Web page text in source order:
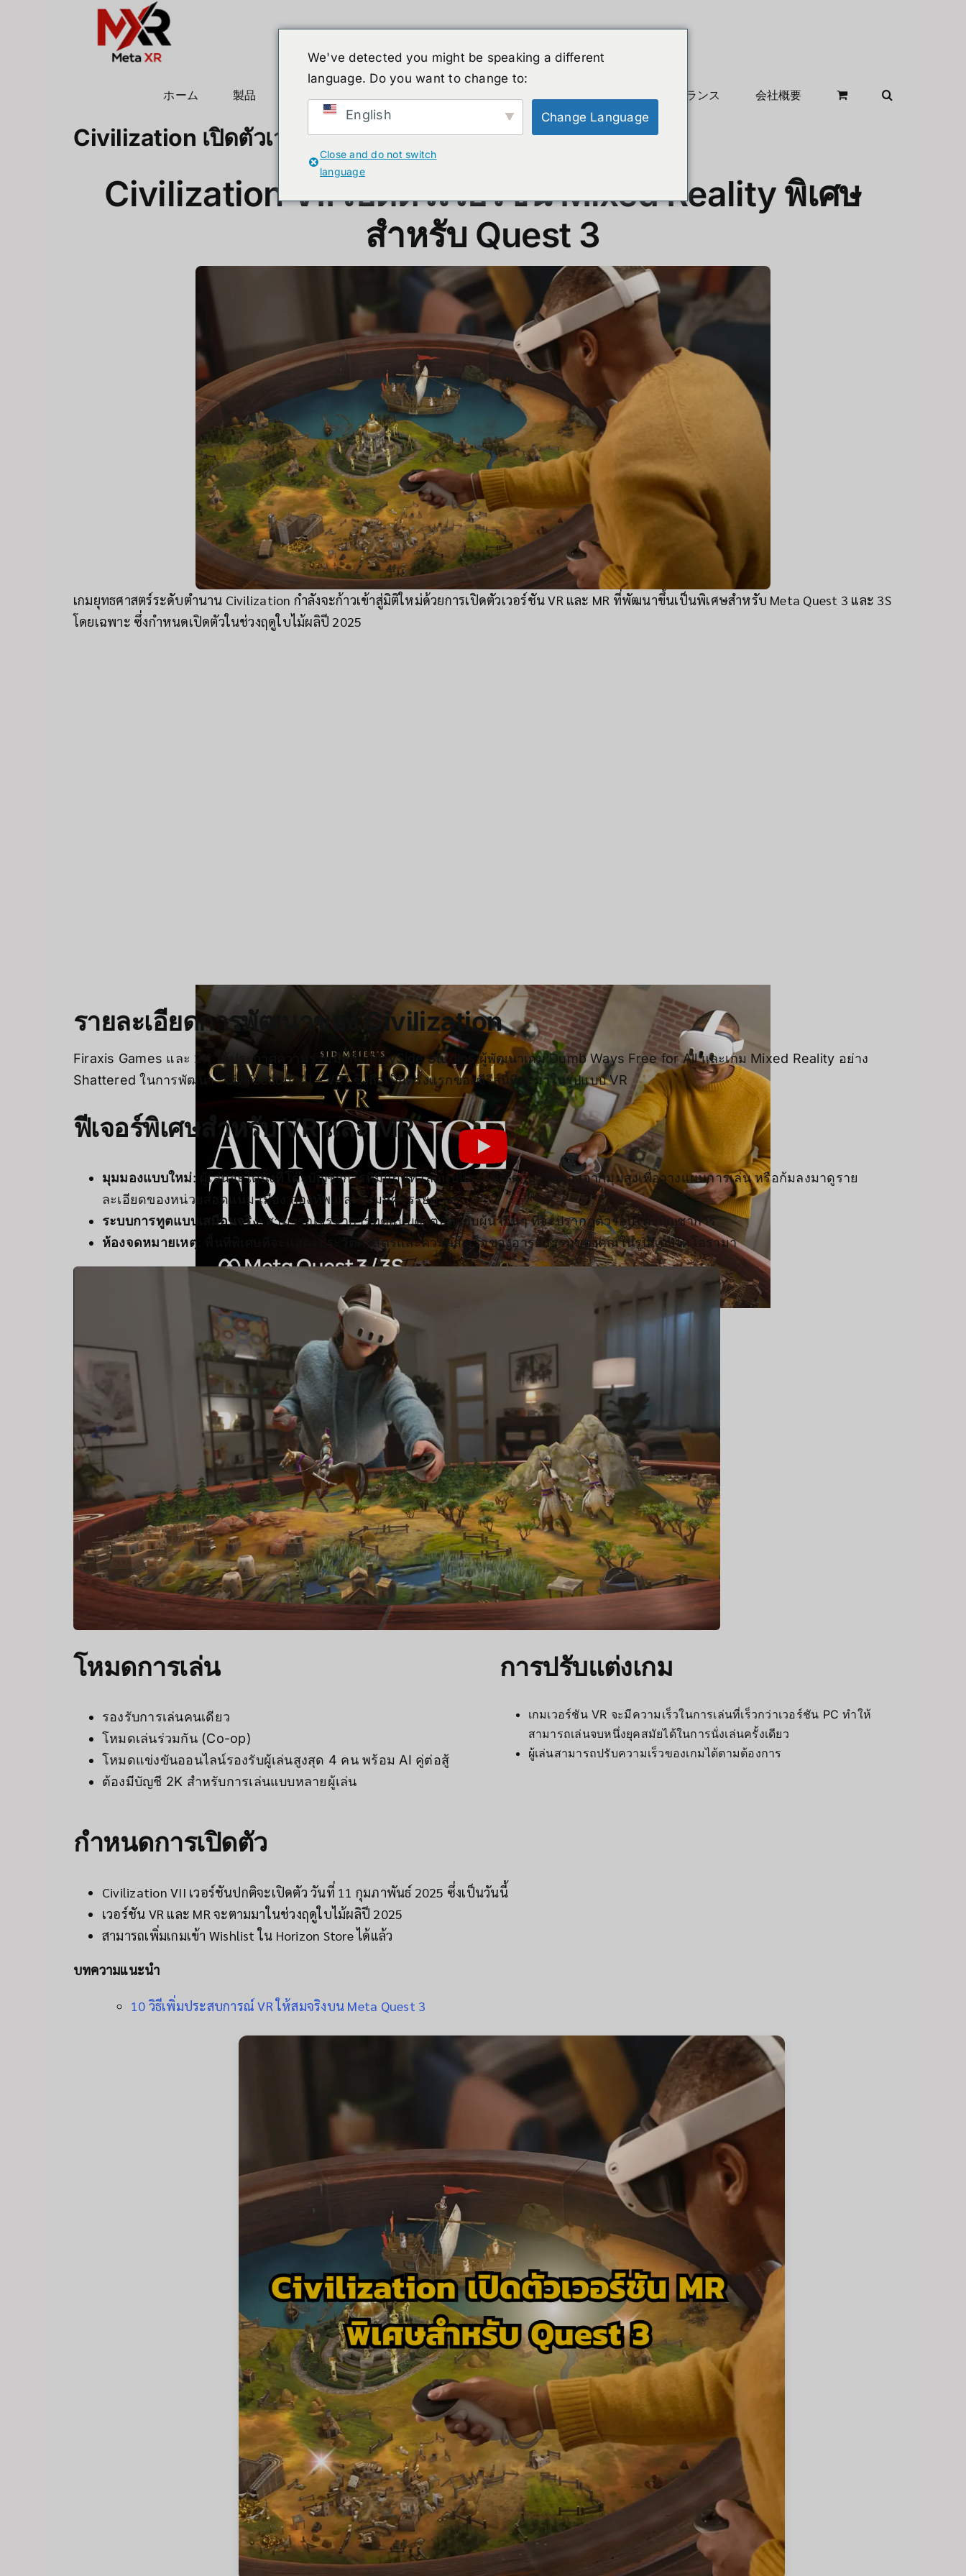
ホーム 製品 クリアランス 会社概要
Civilization เปิดตัวเวอร์ชัน MR พิเศษสำหรับ Quest 3
Civilization VII เปิดตัวเวอร์ชัน Mixed Reality พิเศษ
สำหรับ Quest 3
เกมยุทธศาสตร์ระดับตำนาน Civilization กำลังจะก้าวเข้าสู่มิติใหม่ด้วยการเปิดตัวเวอร์ชัน VR และ MR ที่พัฒนาขึ้นเป็นพิเศษสำหรับ Meta Quest 3 และ 3S
โดยเฉพาะ ซึ่งกำหนดเปิดตัวในช่วงฤดูใบไม้ผลิปี 2025
รายละเอียดการพัฒนาของ Civilization
Firaxis Games และ 2K ได้ประกาศความร่วมมือกับ PlaySide Studios ผู้พัฒนาเกม Dumb Ways Free for All และเกม Mixed Reality อย่าง
Shattered ในการพัฒนา “Civilization VII – VR” ซึ่งถือเป็นครั้งแรกของซีรีส์นี้ที่จะมาในรูปแบบ VR
ฟีเจอร์พิเศษสำหรับ VR และ MR
มุมมองแบบใหม่: ผู้เล่นจะได้นั่งที่โต๊ะบัญชาการที่มีแผนที่โลกแบบสามมิติ สามารถมองจากมุมสูงเพื่อวางแผนการเล่น หรือก้มลงมาดูราย
ละเอียดของหน่วยสอดแนม เมือง กองทัพ และสิ่งมหัศจรรย์ต่างๆ
ระบบการทูตแบบเสมือนจริง: สามารถเจรจาการทูตแบบตัวต่อตัวกับผู้นำอื่นๆ ที่จะปรากฏตัวรอบโต๊ะบัญชาการ
ห้องจดหมายเหตุ
: พื้นที่พิเศษที่จะแสดงประวัติศาสตร์และความสำเร็จของอารยธรรมของคุณในรูปแบบไดโอรามา
โหมดการเล่น
รองรับการเล่นคนเดียว
โหมดเล่นร่วมกัน (Co-op)
โหมดแข่งขันออนไลน์รองรับผู้เล่นสูงสุด 4 คน พร้อม AI คู่ต่อสู้
ต้องมีบัญชี 2K สำหรับการเล่นแบบหลายผู้เล่น
การปรับแต่งเกม
เกมเวอร์ชัน VR จะมีความเร็วในการเล่นที่เร็วกว่าเวอร์ชัน PC ทำให้
สามารถเล่นจบหนึ่งยุคสมัยได้ในการนั่งเล่นครั้งเดียว
ผู้เล่นสามารถปรับความเร็วของเกมได้ตามต้องการ
กำหนดการเปิดตัว
Civilization VII เวอร์ชันปกติจะเปิดตัว วันที่ 11 กุมภาพันธ์ 2025 ซึ่งเป็นวันนี้
เวอร์ชัน VR และ MR จะตามมาในช่วงฤดูใบไม้ผลิปี 2025
สามารถเพิ่มเกมเข้า Wishlist ใน Horizon Store ได้แล้ว
บทความแนะนำ
10 วิธีเพิ่มประสบการณ์ VR ให้สมจริงบน Meta Quest 3
We've detected you might be speaking a different
language. Do you want to change to:
English Change Language
Close and do not switch
language